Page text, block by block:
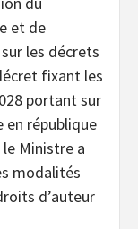
et de
les décrets
fixant les
portant sur
république
le Ministre a
modalités
d’auteur